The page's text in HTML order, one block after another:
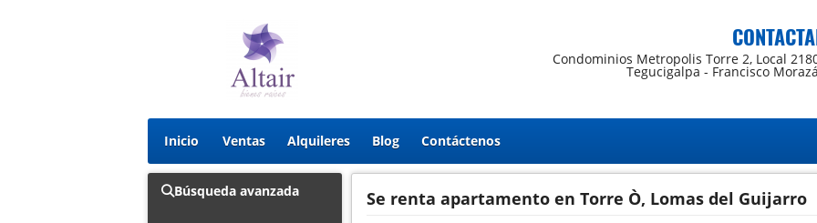
Condominios Metropolis Torre 2, Local
Tegucigalpa - Francisco
Inicio Ventas Alquileres Blog Contáctenos
Búsqueda avanzada Se renta apartamento en Torre Ò, Lomas del Guijarro